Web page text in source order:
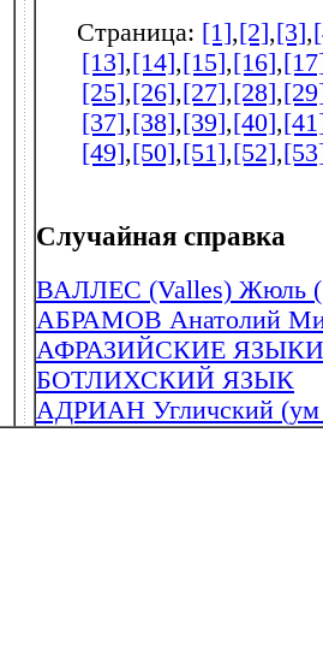
Страница: [1],[2],[3],
[13],[14],[15],[16],
[25],[26],[27],[28],
[37],[38],[39],[40],
[49],[50],[51],[52],
Случайная справка
ВАЛЛЕС (Valles) Жюль
АБРАМОВ Анатолий
АФРАЗИЙСКИЕ ЯЗЫКИ
БОТЛИХСКИЙ ЯЗЫК
АДРИАН Угличский (ум